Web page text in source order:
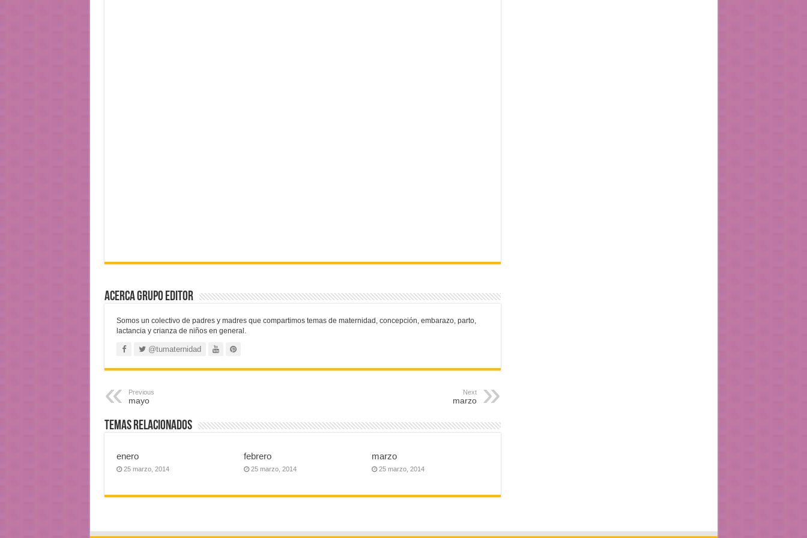
Acerca Grupo Editor
Somos un colectivo de padres y madres que compartimos temas de maternidad, concepción, embarazo, parto,
lactancia y crianza de niños en general.
@tumaternidad
Previous
mayo
Next
marzo
Temas Relacionados
enero
25 marzo, 2014
febrero
25 marzo, 2014
marzo
25 marzo, 2014